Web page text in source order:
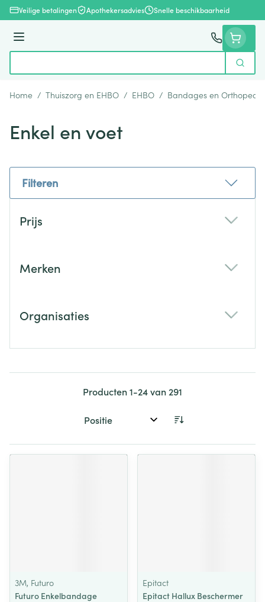
Ga naar de inhoud
Veilige betalingen Apothekersadvies Snelle beschikbaarheid
Menu
Zoek
Home / Thuiszorg en EHBO / EHBO / Bandages en
Enkel en voet
Filteren
Prijs
Merken
Organisaties
Producten1-24van 291
Sorteer op:
3M, Futuro
Futuro Enkelbandage
Epitact
Epitact Hallux Beschermer